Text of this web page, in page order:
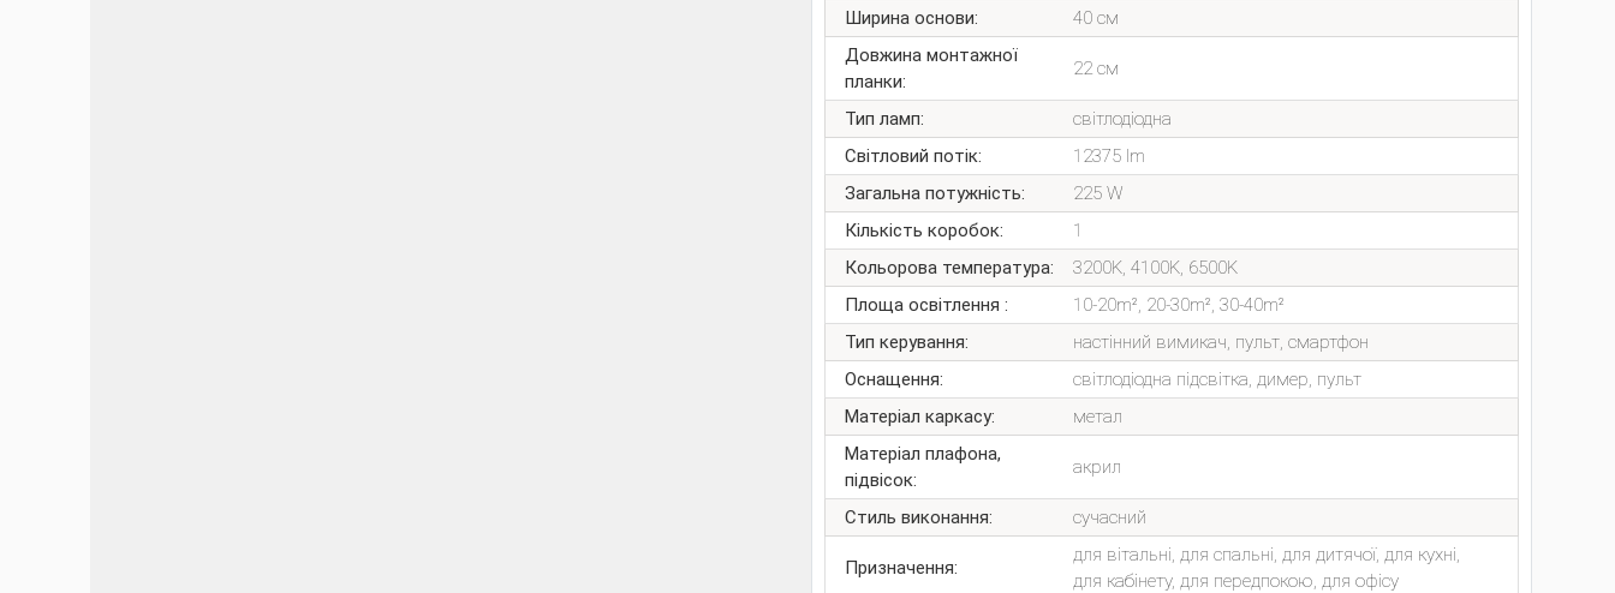
Ширина основи:
40 см
Довжина монтажної
планки:
22 см
Тип ламп:
світлодіодна
Світловий потік:
12375 lm
Загальна потужність:
225 W
Кількість коробок:
1
Кольорова температура:
3200K, 4100K, 6500K
Площа освітлення :
10-20m², 20-30m², 30-40m²
Тип керування:
настінний вимикач, пульт, смартфон
Оснащення:
світлодіодна підсвітка, димер, пульт
Матеріал каркасу:
метал
Матеріал плафона,
підвісок:
акрил
Стиль виконання: сучасний
Призначення:
для вітальні, для спальні, для дитячої, для кухні,
для кабінету, для передпокою, для офісу